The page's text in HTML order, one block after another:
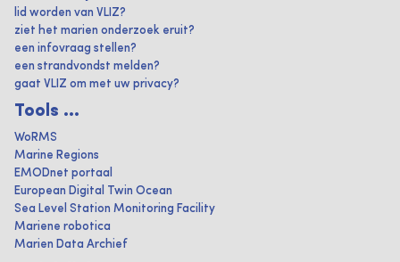
lid worden van VLIZ?
ziet het marien onderzoek eruit?
een infovraag stellen?
een strandvondst melden?
gaat VLIZ om met uw privacy?
Tools ...
WoRMS
Marine Regions
EMODnet portaal
European Digital Twin Ocean
Sea Level Station Monitoring Facility
Mariene robotica
Marien Data Archief